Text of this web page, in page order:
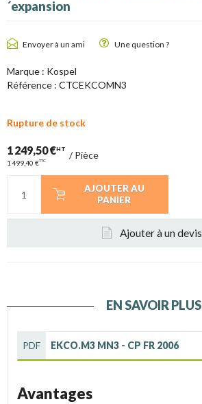
´expansion
Envoyer à un ami Une question ?
Marque : Kospel
Référence : CTCEKCOMN3
Rupture de stock
1 249,50 €HT
1 499,40 €TTC /Pièce
AJOUTER AU
PANIER
Ajouter à un devis
EN SAVOIR PLUS
PDF EKCO.M3 MN3 - CP FR 2006
Avantages